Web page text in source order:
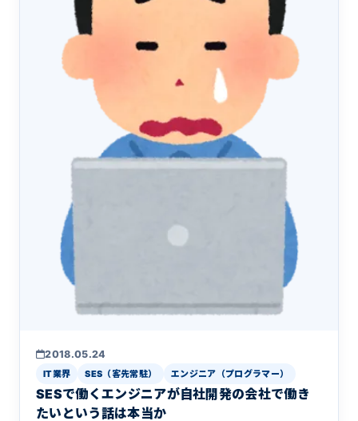
2018.05.24
IT業界 SES（客先常駐） エンジニア（プログラマー）
SESで働くエンジニアが自社開発の会社で働き
たいという話は本当か